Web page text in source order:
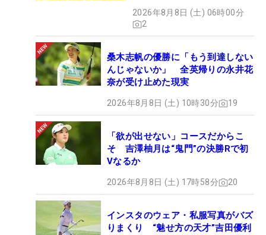
2026年8月8日 (土) 06時00分
2
桑木志帆の優勝に「もう到達しない
んじゃないか」 全英帰りの永井花
奈が受け止めた現実
2026年8月8日 (土) 10時30分 19
「欲が出せない」コースだからこ
そ 吉澤柚月は“鬼門”の決勝Rで初
Vなるか
2026年8月8日 (土) 17時58分 20
インスタのウェア・私服写真がバズ
りまくり “魅せ方の天才”吉田優利